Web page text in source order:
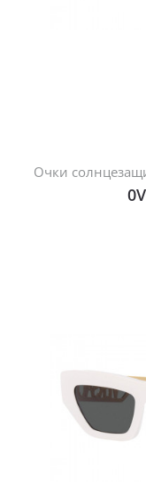
Очки